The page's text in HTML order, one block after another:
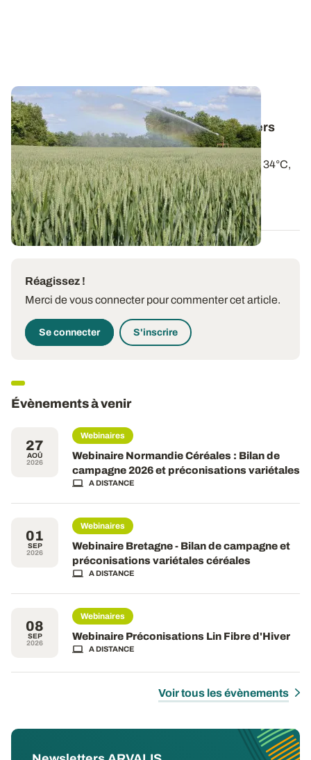
RHÔNE-ALPES
Fortes chaleurs : sur blé, piloter les derniers
tours d’eau et sur maïs, les premiers
Températures maximales attendues autour de 33 à 34°C,
et évapotranspiration (ETP)...
28 MAI 2026
Réagissez !
Merci de vous connecter pour commenter cet article.
Se connecter S'inscrire
Évènements à venir
27
AOÛ
2026
Webinaires
Webinaire Normandie Céréales : Bilan de
campagne 2026 et préconisations variétales
A DISTANCE
01
SEP
2026
Webinaires
Webinaire Bretagne - Bilan de campagne et
préconisations variétales céréales
A DISTANCE
08
SEP
2026
Webinaires
Webinaire Préconisations Lin Fibre d'Hiver
A DISTANCE
Voir tous les évènements